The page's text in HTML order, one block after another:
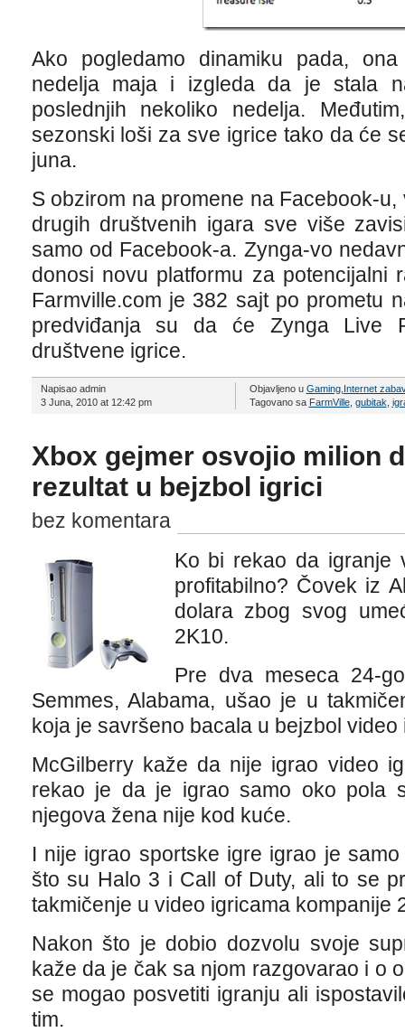
Ako pogledamo dinamiku pada,
nedelja maja i izgleda da je stala
poslednjih nekoliko nedelja.
sezonski loši za sve igrice tako da će
juna.
S obzirom na promene na Facebook-
drugih društvenih igara sve više
samo od Facebook-a. Zynga-vo
donosi novu platformu za potencijalni
Farmville.com je 382 sajt po prometu
predviđanja su da će Zynga Live
društvene igrice.
Napisao admin
3 Juna, 2010 at 12:42 pm
Objavljeno u Gaming, Internet
Tagovano sa FarmVille, gubitak
Xbox gejmer osvojio milion
rezultat u bejzbol igrici
bez komentara
Ko bi rekao da igranje
profitabilno? Čovek iz
dolara zbog svog
2K10.
Pre dva meseca 24-
Semmes, Alabama, ušao je u
koja je savršeno bacala u bejzbol video
McGilberry kaže da nije igrao video
rekao je da je igrao samo oko pola
njegova žena nije kod kuće.
I nije igrao sportske igre igrao je
što su Halo 3 i Call of Duty, ali to se
takmičenje u video igricama kompanije
Nakon što je dobio dozvolu svoje
kaže da je čak sa njom razgovarao i o
se mogao posvetiti igranju ali
tim.